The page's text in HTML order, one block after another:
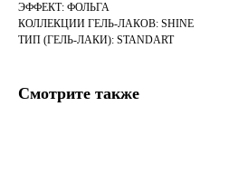
ЭФФЕКТ: ФОЛЬГА
КОЛЛЕКЦИИ ГЕЛЬ-ЛАКОВ: SHINE
ТИП (ГЕЛЬ-ЛАКИ): STANDART
Смотрите также